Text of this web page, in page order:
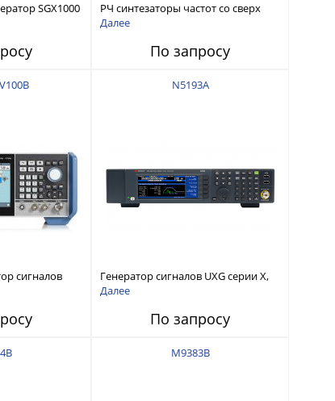
SGX1000
РЧ синтезаторы частот со сверх
низким фазовым шумом
Далее
По запросу
сигналов
N5193A
Генератор сигналов UXG серии X,
от 10 МГц до 40 ГГц
Далее
По запросу
M9383B